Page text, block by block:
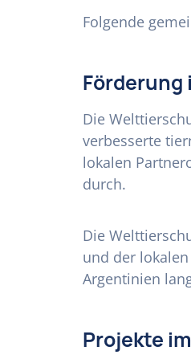
Folgende
Förderung
Die
verbesserte
lokalen
durch.
Die
und der
Argentinien
Projekte